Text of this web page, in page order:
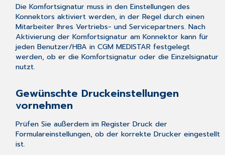
Die Komfortsignatur muss in den Einstellungen des
Konnektors aktiviert werden, in der Regel durch einen
Mitarbeiter Ihres Vertriebs- und Servicepartners. Nach
Aktivierung der Komfortsignatur am Konnektor kann für
jeden Benutzer/HBA in CGM MEDISTAR festgelegt
werden, ob er die Komfortsignatur oder die Einzelsignatur
nutzt.
Gewünschte Druckeinstellungen
vornehmen
Prüfen Sie außerdem im Register Druckder
Formulareinstellungen, ob der korrekte Drucker eingestellt
ist.